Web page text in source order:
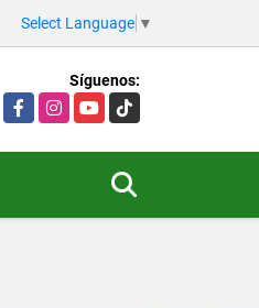
Select Language ▼
Síguenos:
FacebookInstagramYouTubeTikTok